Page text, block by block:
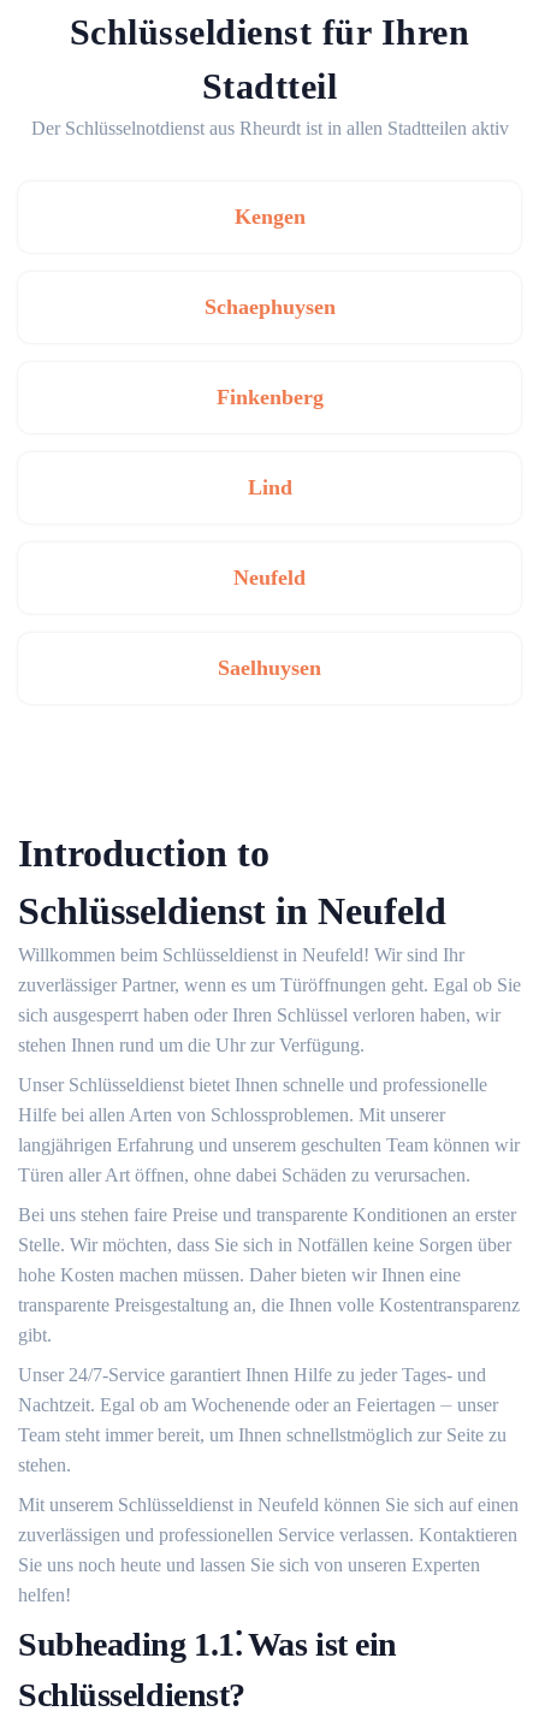
Schlüsseldienst für Ihren
Stadtteil
Der Schlüsselnotdienst aus Rheurdt ist in allen Stadtteilen aktiv
Kengen
Schaephuysen
Finkenberg
Lind
Neufeld
Saelhuysen
Introduction to
Schlüsseldienst in Neufeld
Willkommen beim Schlüsseldienst in Neufeld!​ Wir sind Ihr
zuverlässiger Partner, wenn es um Türöffnungen geht.​ Egal ob Sie
sich ausgesperrt haben oder Ihren Schlüssel verloren haben, wir
stehen Ihnen rund um die Uhr zur Verfügung.​
Unser Schlüsseldienst bietet Ihnen schnelle und professionelle
Hilfe bei allen Arten von Schlossproblemen.​ Mit unserer
langjährigen Erfahrung und unserem geschulten Team können wir
Türen aller Art öffnen, ohne dabei Schäden zu verursachen.​
Bei uns stehen faire Preise und transparente Konditionen an erster
Stelle.​ Wir möchten, dass Sie sich in Notfällen keine Sorgen über
hohe Kosten machen müssen.​ Daher bieten wir Ihnen eine
transparente Preisgestaltung an, die Ihnen volle Kostentransparenz
gibt.​
Unser 24/7-Service garantiert Ihnen Hilfe zu jeder Tages- und
Nachtzeit. Egal ob am Wochenende oder an Feiertagen ⏤ unser
Team steht immer bereit, um Ihnen schnellstmöglich zur Seite zu
stehen.​
Mit unserem Schlüsseldienst in Neufeld können Sie sich auf einen
zuverlässigen und professionellen Service verlassen.​ Kontaktieren
Sie uns noch heute und lassen Sie sich von unseren Experten
helfen!​
Subheading 1.​1⁚ Was ist ein
Schlüsseldienst?​